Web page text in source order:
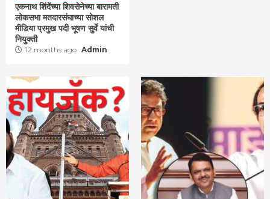
एकनाथ शिंदेंच्या शिवसेनेच्या बारामती
लोकसभा मतदारसंघाच्या सोशल
मीडिया प्रमुख पदी भूषण सुर्वे यांची
नियुक्ती
12 months ago Admin